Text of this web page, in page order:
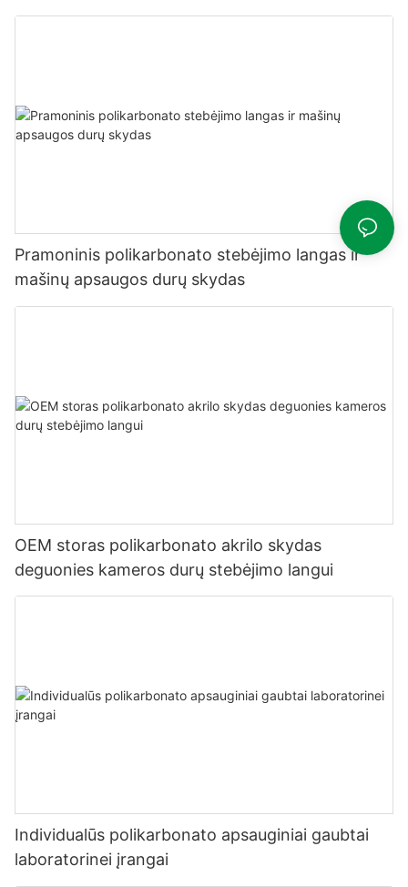
Pramoninis polikarbonato stebėjimo langas ir
mašinų apsaugos durų skydas
OEM storas polikarbonato akrilo skydas
deguonies kameros durų stebėjimo langui
Individualūs polikarbonato apsauginiai gaubtai
laboratorinei įrangai